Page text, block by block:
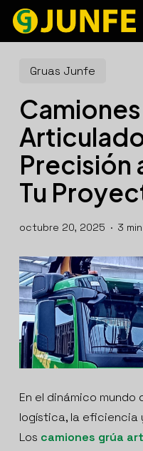
Skip
contentGruas Junfe
Precisión
Tu
octubre 20, 2025 3
En el dinámico
logística, la eficiencia
Los camiones grúa